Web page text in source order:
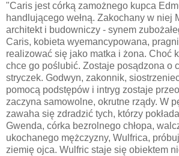
"Caris jest córką zamożnego kupca
handlującego wełną. Zakochany w niej
architekt i budowniczy - synem
Caris, kobieta wyemancypowana,
realizować się jako matka i żona. Choć
chce go poślubić. Zostaje posądzona o
stryczek. Godwyn, zakonnik,
pomocą podstępów i intryg zostaje
zaczyna samowolne, okrutne rządy. W
zawaha się zdradzić tych, którzy
Gwenda, córka bezrolnego chłopa,
ukochanego mężczyzny, Wulfrica,
ziemię ojca. Wulfric staje się obiektem